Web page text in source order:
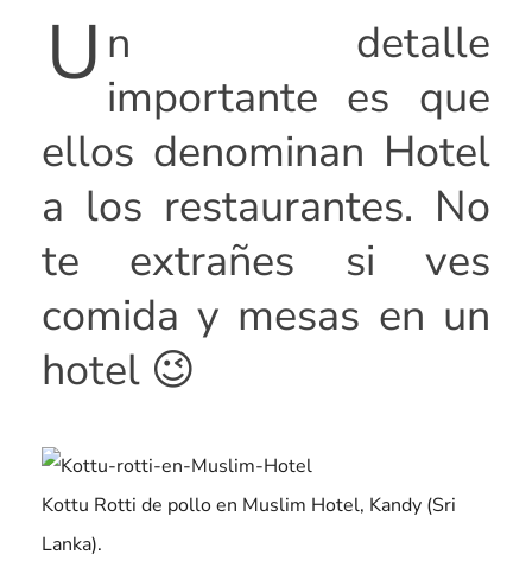
U n detalle
importante es que
ellos denominan Hotel
a los restaurantes. No
te extrañes si ves
comida y mesas en un
hotel 😉
Kottu Rotti de pollo en Muslim Hotel, Kandy (Sri
Lanka).